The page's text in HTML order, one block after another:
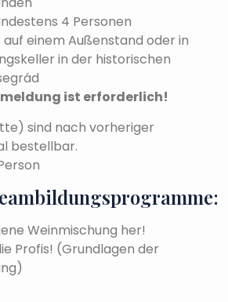
4 Personen
einem Außenstand oder in
in der historischen
ist erforderlich!
sind nach vorheriger
bestellbar.
Weinmischung her!
Profis! (Grundlagen der